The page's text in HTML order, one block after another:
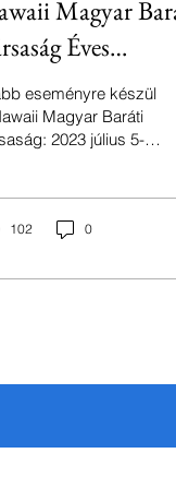
Magyar
Éves
és Hawaii
Gyerektábor
Zalaegerszegen
eseményre készül
Magyar Baráti
2023 július 5-9
102 0